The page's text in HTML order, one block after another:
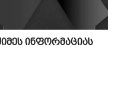
ინფორმაციას